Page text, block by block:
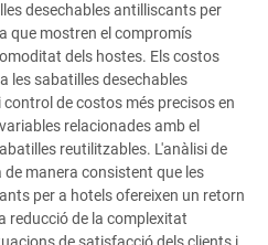
desechables antilliscants per
que mostren el compromís
dels hostes. Els costos
les sabatilles desechables
de costos més precisos en
relacionades amb el
reutilitzables. L'anàlisi de
manera consistent que les
per a hotels ofereixen un retorn
reducció de la complexitat